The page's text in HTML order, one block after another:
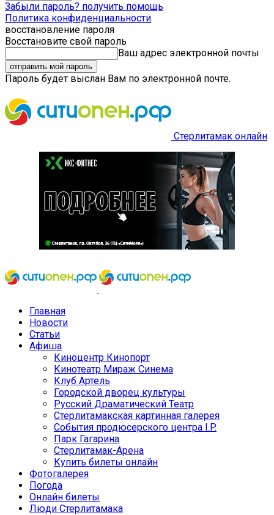
Забыли пароль? получить помощь
Политика конфиденциальности
восстановление пароля
Восстановите свой пароль
Ваш адрес электронной почты
Пароль будет выслан Вам по электронной почте.
Стерлитамак онлайн
Главная
Новости
Статьи
Афиша
Киноцентр Кинопорт
Кинотеатр Мираж Синема
Клуб Артель
Городской дворец культуры
Русский Драматический Театр
Стерлитамакская картинная галерея
События продюсерского центра I.P.
Парк Гагарина
Стерлитамак-Арена
Купить билеты онлайн
Фотогалерея
Погода
Онлайн билеты
Люди Стерлитамака